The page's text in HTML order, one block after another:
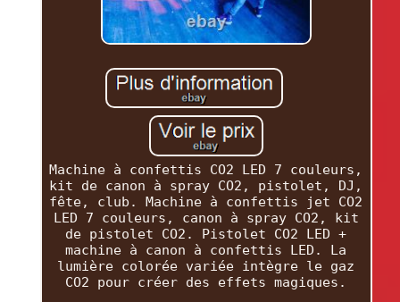
Machine à confettis CO2 LED 7 couleurs,
kit de canon à spray CO2, pistolet, DJ,
fête, club. Machine à confettis jet CO2
LED 7 couleurs, canon à spray CO2, kit
de pistolet CO2. Pistolet CO2 LED +
machine à canon à confettis LED. La
lumière colorée variée intègre le gaz
CO2 pour créer des effets magiques.